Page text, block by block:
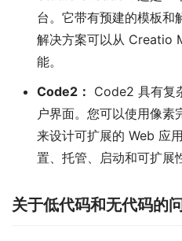
台。它带有预建的模板和
解决方案可以从 Creatio
能。
Code2： Code2 具有复
户界面。您可以使用像素
来设计可扩展的 Web 应
置、托管、启动和可扩展
关于低代码和无代码的